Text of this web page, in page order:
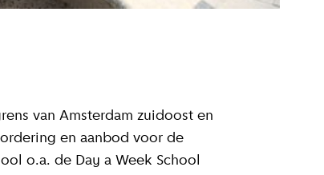
van Amsterdam zuidoost en
en aanbod voor de
o.a. de Day a Week School